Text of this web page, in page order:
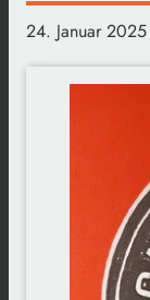
24. Januar 2025